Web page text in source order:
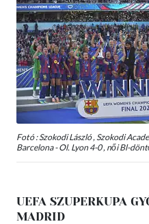
Fotó : Szokodi László , Szokodi
Barcelona - Ol. Lyon 4-0 , női Bl-
UEFA SZUPERKUPA
MADRID